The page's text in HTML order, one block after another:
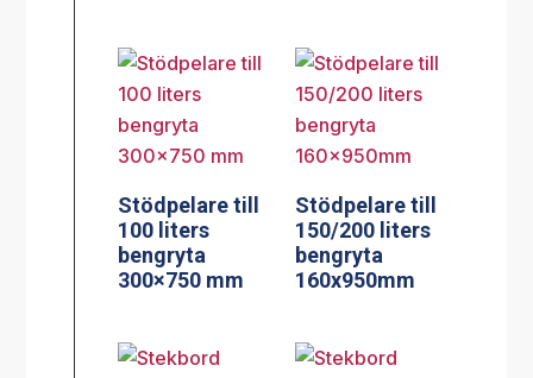
Stödpelare till
100 liters
bengryta
300×750 mm
Stödpelare till
150/200 liters
bengryta
160x950mm